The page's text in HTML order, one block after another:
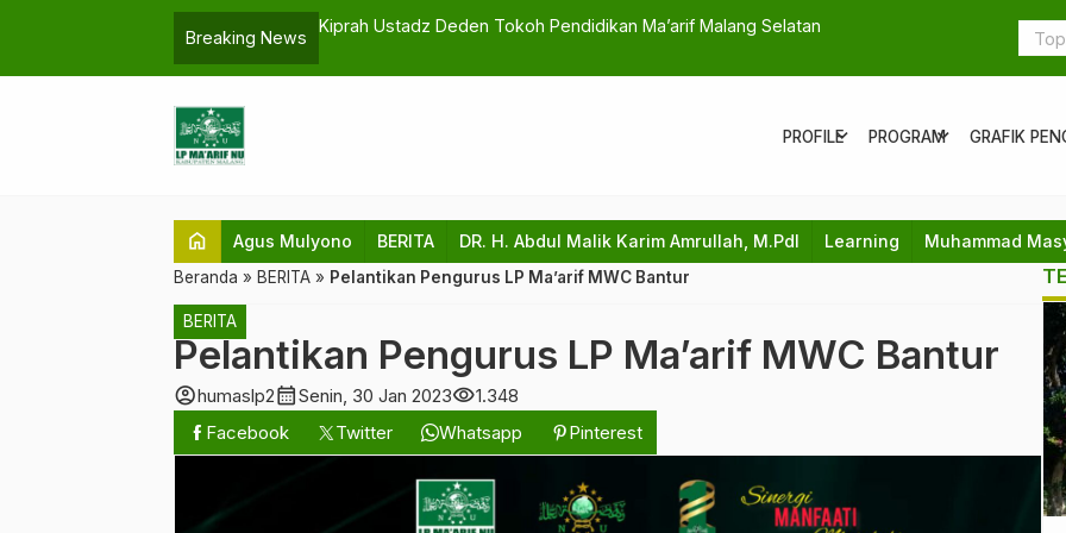
Breaking News
Workshop PKB MI Wajak: Guru Ma’arif Kuasai Media dan Model Pembelajaran
Seminar
STAINU
PROFILE
expand_more PROGRAM
expand_more GRAFIK
home Agus Mulyono BERITA DR. H. Abdul Malik Karim Amrullah, M.PdI Learning Muhammad
Beranda » BERITA » Pelantikan Pengurus LP Ma’arif MWC Bantur
BERITA
Pelantikan Pengurus LP Ma’arif MWC Bantur
account_circlehumaslp2calendar_monthSenin, 30 Jan 2023visibility1.348
Facebook
Twitter Whatsapp Pinterest